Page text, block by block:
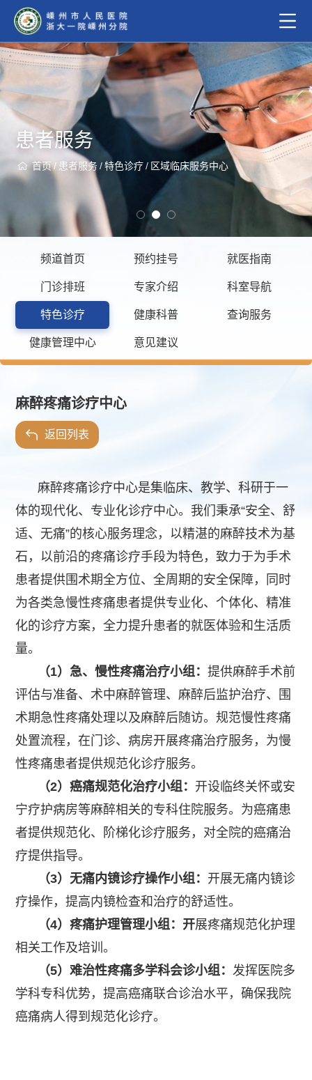
患者服务
首页/ 患者服务 / 特色诊疗 / 区域临床服务中心
频道首页 预约挂号 就医指南
门诊排班 专家介绍 科室导航
特色诊疗 健康科普 查询服务
健康管理中心 意见建议
麻醉疼痛诊疗中心
返回列表
麻醉疼痛诊疗中心是集临床、教学、科研于一
体的现代化、专业化诊疗中心。我们秉承“安全、舒
适、无痛”的核心服务理念，以精湛的麻醉技术为基
石，以前沿的疼痛诊疗手段为特色，致力于为手术
患者提供围术期全方位、全周期的安全保障，同时
为各类急慢性疼痛患者提供专业化、个体化、精准
化的诊疗方案，全力提升患者的就医体验和生活质
量。
（1）急、慢性疼痛治疗小组：提供麻醉手术前
评估与准备、术中麻醉管理、麻醉后监护治疗、围
术期急性疼痛处理以及麻醉后随访。规范慢性疼痛
处置流程，在门诊、病房开展疼痛治疗服务，为慢
性疼痛患者提供规范化诊疗服务。
（2）癌痛规范化治疗小组： 开设临终关怀或安
宁疗护病房等麻醉相关的专科住院服务。为癌痛患
者提供规范化、阶梯化诊疗服务，对全院的癌痛治
疗提供指导。
（3）无痛内镜诊疗操作小组： 开展无痛内镜诊
疗操作，提高内镜检查和治疗的舒适性。
（4）疼痛护理管理小组：开展疼痛规范化护理
相关工作及培训。
（5）难治性疼痛多学科会诊小组：发挥医院多
学科专科优势，提高癌痛联合诊治水平，确保我院
癌痛病人得到规范化诊疗。